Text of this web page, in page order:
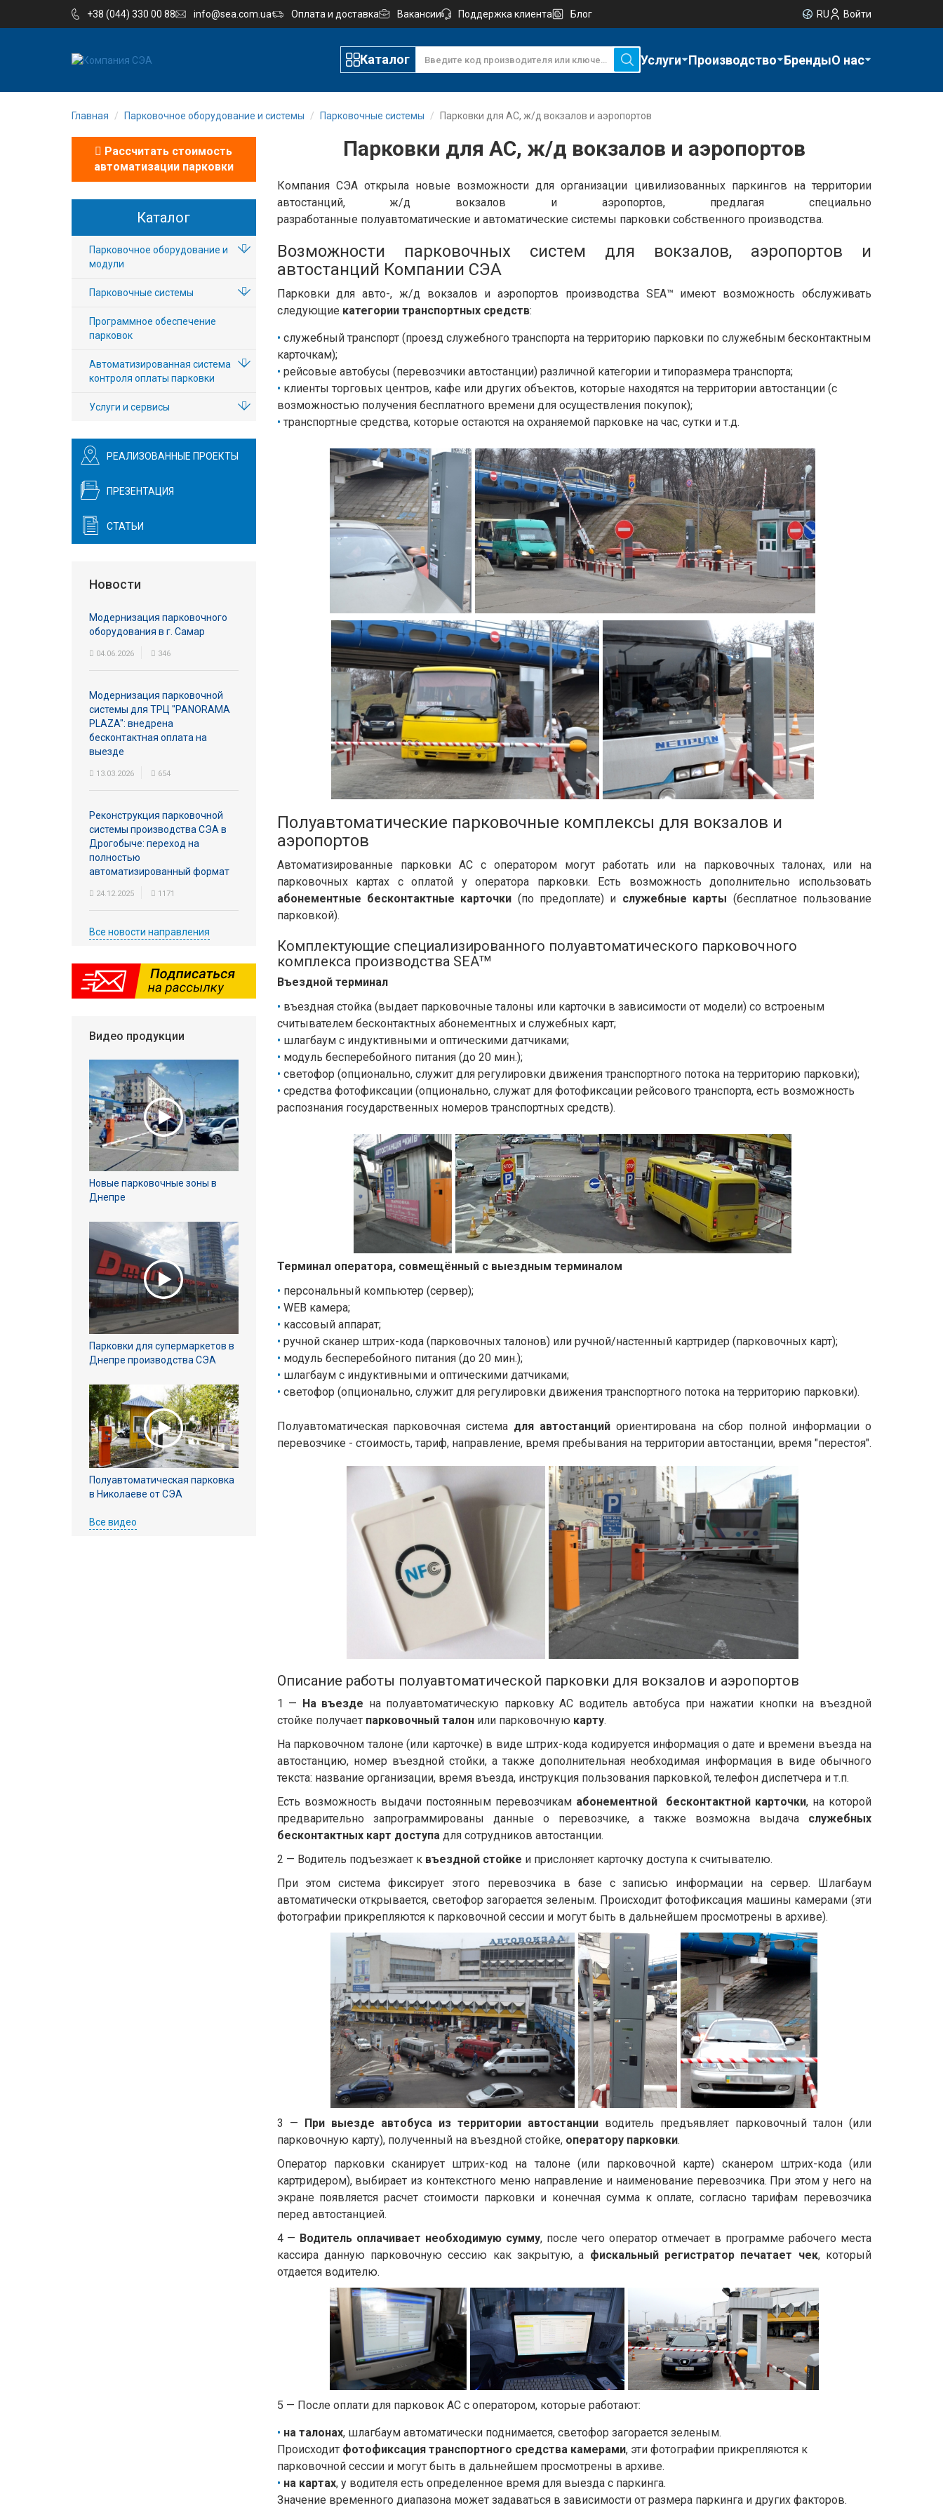
+38 (044) 330 00 88 info@sea.com.ua Оплата и доставка Вакансии Поддержка клиента Блог RU Войти
Каталог Услуги Производство БрендыО нас
Компания
Каталог
Новости
Вакансии
Производители
Доставка
Блог
Главная Парковочное оборудование и системы Парковочные системы Парковки для АС, ж/д вокзалов и аэропортов
Парковки для АС, ж/д вокзалов и аэропортов
Компания СЭА открыла новые возможности для организации цивилизованных паркингов на территории
автостанций, ж/д вокзалов и аэропортов, предлагая специально
разработанные полуавтоматические и автоматические системы парковки собственного производства.
Возможности парковочных систем для вокзалов, аэропортов и
автостанций Компании СЭА
Парковки для авто-, ж/д вокзалов и аэропортов производства SEA™ имеют возможность обслуживать
следующие категории транспортных средств:
служебный транспорт (проезд служебного транспорта на территорию парковки по служебным бесконтактным
карточкам);
рейсовые автобусы (перевозчики автостанции) различной категории и типоразмера транспорта;
клиенты торговых центров, кафе или других объектов, которые находятся на территории автостанции (с
возможностью получения бесплатного времени для осуществления покупок);
транспортные средства, которые остаются на охраняемой парковке на час, сутки и т.д.
Полуавтоматические парковочные комплексы для вокзалов и
аэропортов
Автоматизированные парковки АС с оператором могут работать или на парковочных талонах, или на
парковочных картах с оплатой у оператора парковки. Есть возможность дополнительно использовать
абонементные бесконтактные карточки (по предоплате) и служебные карты (бесплатное пользование
парковкой).
Комплектующие специализированного полуавтоматического парковочного
комплекса производства SEAтм
Въездной терминал
въездная стойка (выдает парковочные талоны или карточки в зависимости от модели) со встроеным
считывателем бесконтактных абонементных и служебных карт;
шлагбаум с индуктивными и оптическими датчиками;
модуль бесперебойного питания (до 20 мин.);
светофор (опционально, служит для регулировки движения транспортного потока на территорию парковки);
средства фотофиксации (опционально, служат для фотофиксации рейсового транспорта, есть возможность
распознания государственных номеров транспортных средств).
Терминал оператора, совмещённый с выездным терминалом
персональный компьютер (сервер);
WEB камера;
кассовый аппарат;
ручной сканер штрих-кода (парковочных талонов) или ручной/настенный картридер (парковочных карт);
модуль бесперебойного питания (до 20 мин.);
шлагбаум с индуктивными и оптическими датчиками;
светофор (опционально, служит для регулировки движения транспортного потока на территорию парковки).
Полуавтоматическая парковочная система для автостанцийориентирована на сбор полной информации о
перевозчике - стоимость, тариф, направление, время пребывания на территории автостанции, время "перестоя".
Описание работы полуавтоматической парковки для вокзалов и аэропортов
1 — На въезде на полуавтоматическую парковку АС водитель автобуса при нажатии кнопки на въездной
стойке получает парковочный талонили парковочную карту.
На парковочном талоне (или карточке) в виде штрих-кода кодируется информация о дате и времени въезда на
автостанцию, номер въездной стойки, а также дополнительная необходимая информация в виде обычного
текста: название организации, время въезда, инструкция пользования парковкой, телефон диспетчера и т.п.
Есть возможность выдачи постоянным перевозчикам абонементной бесконтактной карточки, на которой
предварительно запрограммированы данные о перевозчике, а также возможна выдача служебных
бесконтактных карт доступадля сотрудников автостанции.
2 — Водитель подъезжает к въездной стойке и прислоняет карточку доступа к считывателю.
При этом система фиксирует этого перевозчика в базе с записью информации на сервер. Шлагбаум
автоматически открывается, светофор загорается зеленым. Происходит фотофиксация машины камерами (эти
фотографии прикрепляются к парковочной сессии и могут быть в дальнейшем просмотрены в архиве).
3 — При выезде автобуса из территории автостанцииводитель предъявляет парковочный талон (или
парковочную карту), полученный на въездной стойке, оператору парковки.
Оператор парковки сканирует штрих-код на талоне (или парковочной карте) сканером штрих-кода (или
картридером), выбирает из контекстного меню направление и наименование перевозчика. При этом у него на
экране появляется расчет стоимости парковки и конечная сумма к оплате, согласно тарифам перевозчика
перед автостанцией.
4 — Водитель оплачивает необходимую сумму, после чего оператор отмечает в программе рабочего места
кассира данную парковочную сессию как закрытую, а фискальный регистратор печатает чек, который
отдается водителю.
5 — После оплати для парковок АС с оператором, которые работают:
на талонах, шлагбаум автоматически поднимается, светофор загорается зеленым.
​Происходит фотофиксация транспортного средства камерами, эти фотографии прикрепляются к
парковочной сессии и могут быть в дальнейшем просмотрены в архиве.
на картах, у водителя есть определенное время для выезда с паркинга.
Значение временного диапазона может задаваться в зависимости от размера паркинга и других факторов.
Рассчитать стоимость
автоматизации парковки
Каталог
Парковочное оборудование и
модули
Парковочные системы
Программное обеспечение
парковок
Автоматизированная система
контроля оплаты парковки
Услуги и сервисы
РЕАЛИЗОВАННЫЕ ПРОЕКТЫ
ПРЕЗЕНТАЦИЯ
СТАТЬИ
Новости
Модернизация парковочного
оборудования в г. Самар
04.06.2026 346
Модернизация парковочной
системы для ТРЦ "PANORAMA
PLAZA": внедрена
бесконтактная оплата на
выезде
13.03.2026 654
Реконструкция парковочной
системы производства СЭА в
Дрогобыче: переход на
полностью
автоматизированный формат
24.12.2025 1171
Все новости направления
Видео продукции
Новые парковочные зоны в
Днепре
Парковки для супермаркетов в
Днепре производства СЭА
Полуавтоматическая парковка
в Николаеве от СЭА
Все видео